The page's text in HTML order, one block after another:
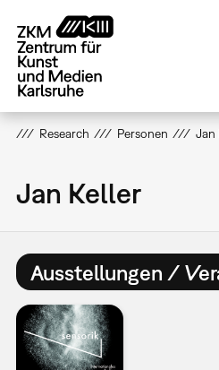
zum
Inhalt
Research Personen Jan
Jan Keller
Ausstellungen /